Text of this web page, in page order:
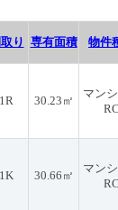
り 専有面積 物件
1R 30.23㎡
マン
RC
1K 30.66㎡
マン
RC